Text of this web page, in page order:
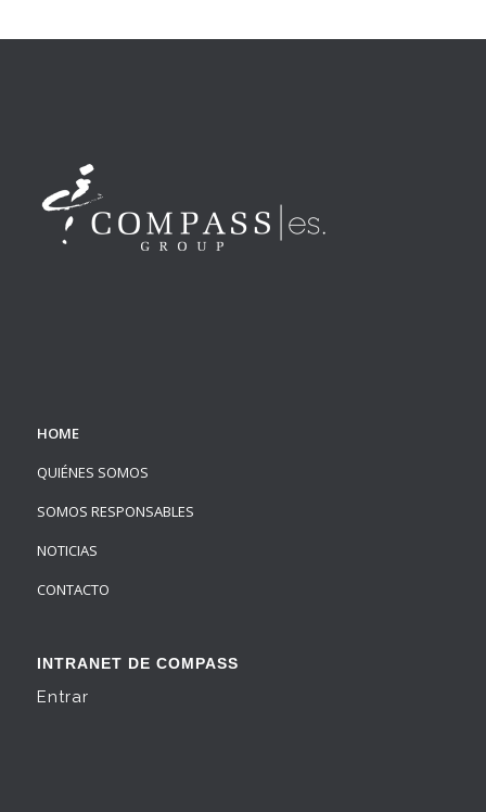
HOME
QUIÉNES SOMOS
SOMOS RESPONSABLES
NOTICIAS
CONTACTO
INTRANET DE COMPASS
Entrar